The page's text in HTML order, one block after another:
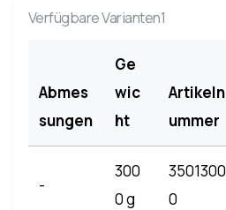
Verfügbare Varianten1
Abmes
sungen
Ge
wic
ht
Artikeln
ummer
-
300
0 g
3501300
0